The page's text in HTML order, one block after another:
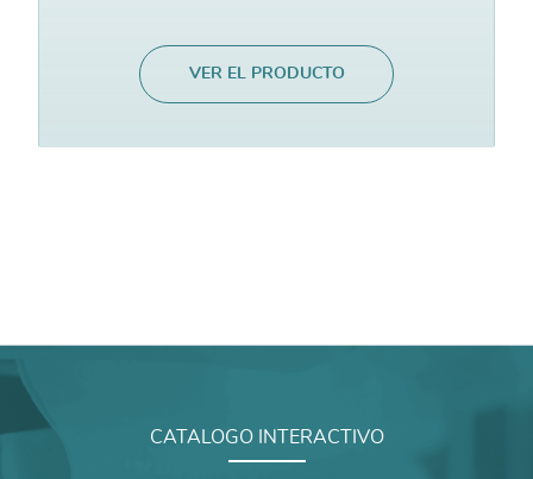
VER EL PRODUCTO
CATALOGO INTERACTIVO